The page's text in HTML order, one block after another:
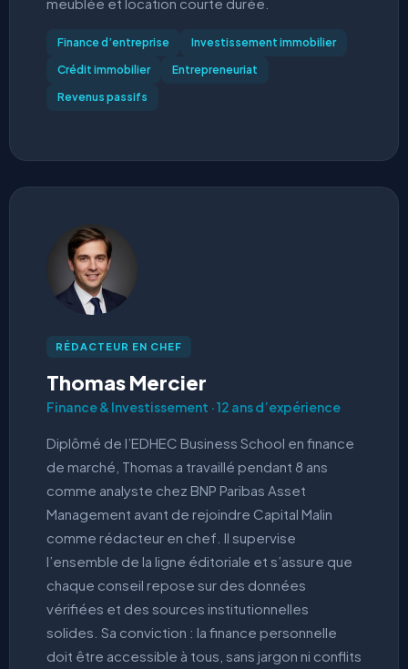
Finance d’entreprise
Investissement immobilier
Crédit immobilier
Entrepreneuriat
Revenus passifs
RÉDACTEUR EN CHEF
Thomas Mercier
Finance & Investissement · 12 ans d’expérience
Diplômé de l’EDHEC Business School en finance
de marché, Thomas a travaillé pendant 8 ans
comme analyste chez BNP Paribas Asset
Management avant de rejoindre Capital Malin
comme rédacteur en chef. Il supervise
l’ensemble de la ligne éditoriale et s’assure que
chaque conseil repose sur des données
vérifiées et des sources institutionnelles
solides. Sa conviction : la finance personnelle
doit être accessible à tous, sans jargon ni conflits